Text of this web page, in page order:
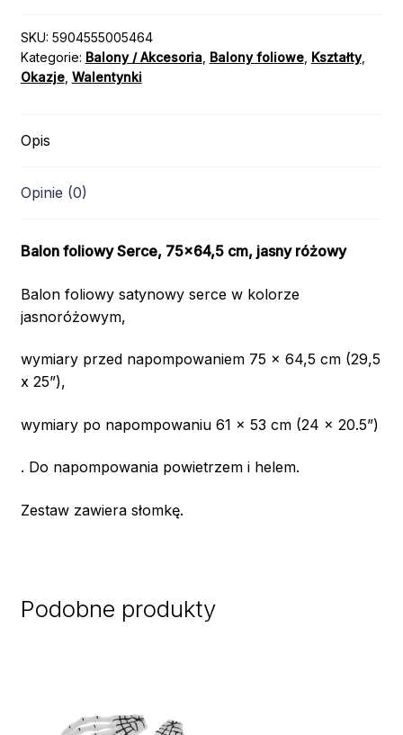
JASNY
RÓŻ
75x64,5cm
SKU: 5904555005464
Kategorie: Balony / Akcesoria, Balony foliowe, Kształty,
Okazje, Walentynki
Opis
Opinie (0)
Balon foliowy Serce, 75×64,5 cm, jasny różowy
Balon foliowy satynowy serce w kolorze
jasnoróżowym,
wymiary przed napompowaniem 75 x 64,5 cm (29,5
x 25”),
wymiary po napompowaniu 61 x 53 cm (24 x 20.5”)
. Do napompowania powietrzem i helem.
Zestaw zawiera słomkę.
Podobne produkty